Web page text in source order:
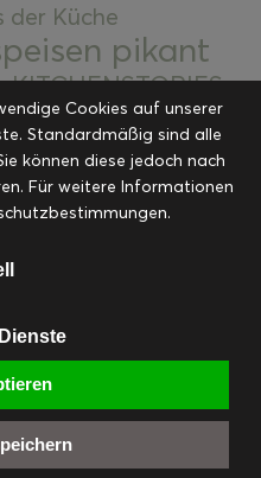
der Küche
pikant
KITCHENSTORIES
Kuchen und
Mitbringsel &
Ostern Resteküche
Startseite
& Suppen
EMAIL
Cookies auf unserer
Standardmäßig sind alle
können diese jedoch nach
Für weitere Informationen